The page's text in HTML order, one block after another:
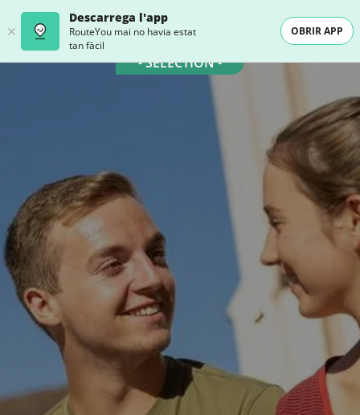
Descarrega l'app
RouteYou mai no havia estat
tan fàcil
OBRIR APP
- SELECTION -